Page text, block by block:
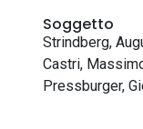
Soggetto
Strindberg,
Castri,
Pressburger,